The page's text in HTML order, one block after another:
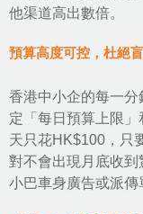
他渠道高出數倍。
預算高度可控，杜絕
香港中小企的每一
定「每日預算上限
天只花HK$100，只
對不會出現月底收到
小巴車身廣告或派傳